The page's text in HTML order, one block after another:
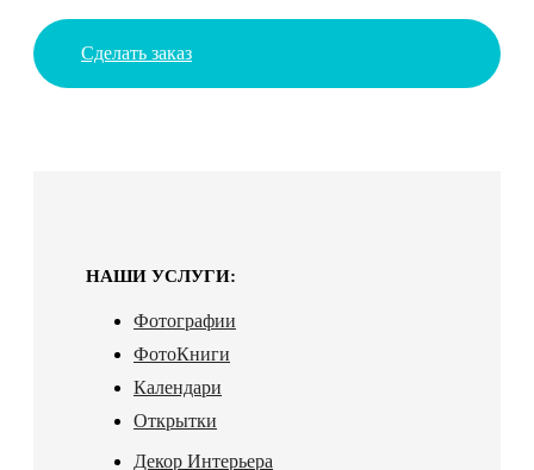
Сделать заказ
НАШИ УСЛУГИ:
Фотографии
ФотоКниги
Календари
Открытки
Декор Интерьера